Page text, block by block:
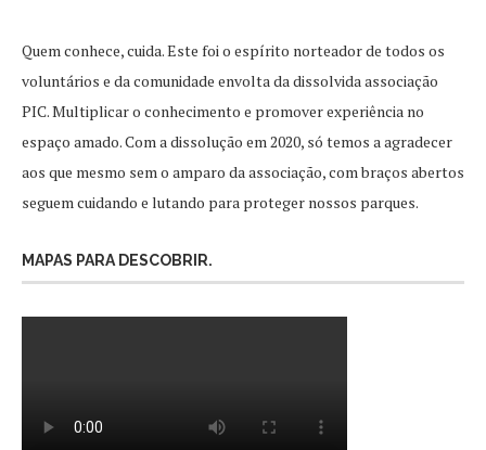
Quem conhece, cuida. Este foi o espírito norteador de todos os
voluntários e da comunidade envolta da dissolvida associação
PIC. Multiplicar o conhecimento e promover experiência no
espaço amado. Com a dissolução em 2020, só temos a agradecer
aos que mesmo sem o amparo da associação, com braços abertos
seguem cuidando e lutando para proteger nossos parques.
MAPAS PARA DESCOBRIR.